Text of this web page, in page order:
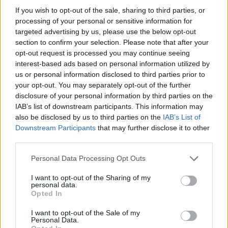
If you wish to opt-out of the sale, sharing to third parties, or
processing of your personal or sensitive information for
targeted advertising by us, please use the below opt-out
section to confirm your selection. Please note that after your
opt-out request is processed you may continue seeing
interest-based ads based on personal information utilized by
us or personal information disclosed to third parties prior to
your opt-out. You may separately opt-out of the further
disclosure of your personal information by third parties on the
IAB’s list of downstream participants. This information may
also be disclosed by us to third parties on the IAB’s List of
Downstream Participants that may further disclose it to other
Personal Data Processing Opt Outs
I want to opt-out of the Sharing of my
personal data.
Opted In
I want to opt-out of the Sale of my
Personal Data.
Hyri me Jet Ski në
hapësirën e pushuesve në
mijë lekë drejtuesi
“Po ngrihet një ministri
paralele e Shëndetësisë”/
shtatorit i hap rrugë
monopolit, SPAK të